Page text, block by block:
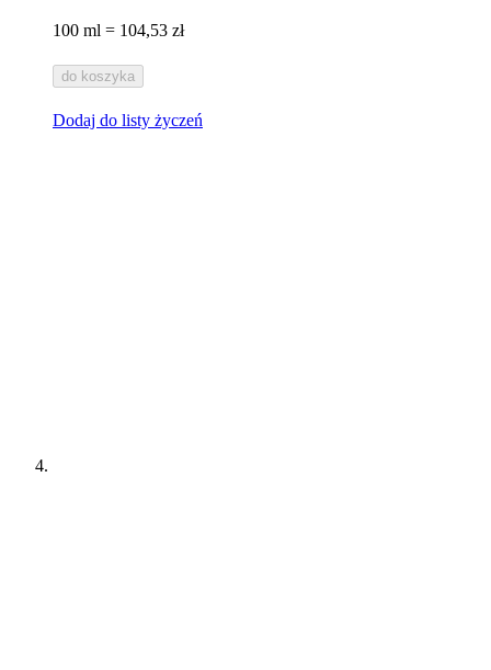
100 ml = 104,53 zł
do koszyka
Dodaj do listy życzeń